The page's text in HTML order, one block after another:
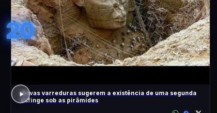
20
Novas varreduras sugerem a existência de uma segunda
Esfinge sob as pirâmides